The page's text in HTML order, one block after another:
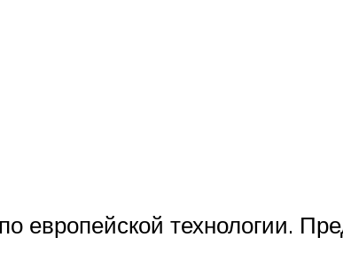
европейской технологии.